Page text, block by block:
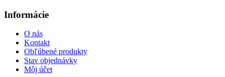
Informácie
O nás
Kontakt
Obľúbené produkty
Stav objednávky
Môj účet